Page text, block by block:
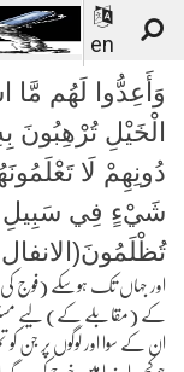
en
وَأَعِدُّوا لَهُم
الْخَيْلِ تُرْهِبُونَ
دُونِهِمْ لَا
شَيْءٍ فِي سَبِيلِ
اور جہاں تک ہوسکے (فوج
کے (مقابلے کے) لیے
ان کے سوا اور لوگوں پر جن